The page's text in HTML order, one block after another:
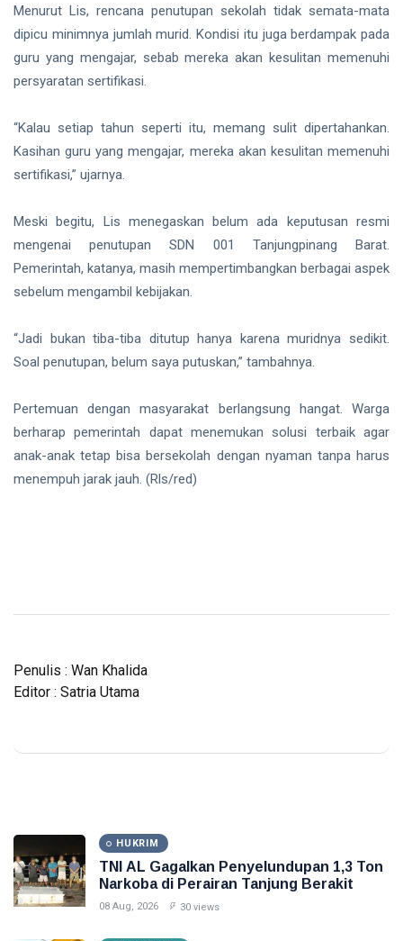
Indonesia
Pilkada 2024
Donald Trump
KPK
Politik
Menurut Lis, rencana penutupan sekolah tidak semata-mata
dipicu minimnya jumlah murid. Kondisi itu juga berdampak pada
guru yang mengajar, sebab mereka akan kesulitan memenuhi
persyaratan sertifikasi.
“Kalau setiap tahun seperti itu, memang sulit dipertahankan.
Kasihan guru yang mengajar, mereka akan kesulitan memenuhi
sertifikasi,” ujarnya.
Meski begitu, Lis menegaskan belum ada keputusan resmi
mengenai penutupan SDN 001 Tanjungpinang Barat.
Pemerintah, katanya, masih mempertimbangkan berbagai aspek
sebelum mengambil kebijakan.
“Jadi bukan tiba-tiba ditutup hanya karena muridnya sedikit.
Soal penutupan, belum saya putuskan,” tambahnya.
Pertemuan dengan masyarakat berlangsung hangat. Warga
berharap pemerintah dapat menemukan solusi terbaik agar
anak-anak tetap bisa bersekolah dengan nyaman tanpa harus
menempuh jarak jauh. (Rls/red)
Penulis : Wan Khalida
Editor : Satria Utama
HUKRIM
TNI AL Gagalkan Penyelundupan 1,3 Ton
Narkoba di Perairan Tanjung Berakit
08 Aug, 2026 30 views